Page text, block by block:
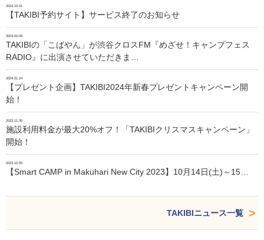
2024.10.01
【TAKIBI予約サイト】サービス終了のお知らせ
2024.02.06
TAKIBIの「こばやん」が渋谷クロスFM『めざせ！キャンプフェス
RADIO』に出演させていただきま…
2024.01.24
【プレゼント企画】TAKIBI2024年新春プレゼントキャンペーン開
始！
2023.11.30
施設利用料金が最大20%オフ！「TAKIBIクリスマスキャンペーン」
開始！
2023.10.05
【Smart CAMP in Makuhari New City 2023】10月14日(土)～15…
TAKIBIニュース一覧